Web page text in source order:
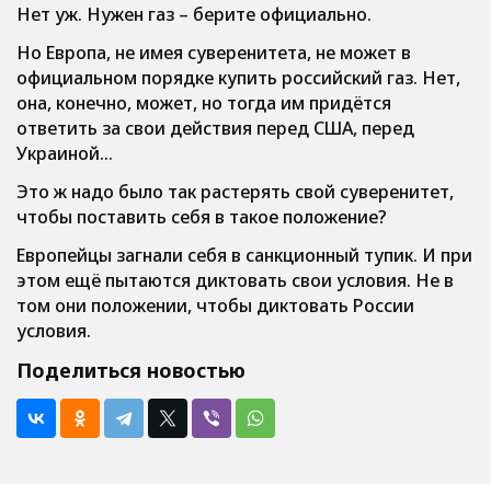
Нет уж. Нужен газ – берите официально.
Но Европа, не имея суверенитета, не может в
официальном порядке купить российский газ. Нет,
она, конечно, может, но тогда им придётся
ответить за свои действия перед США, перед
Украиной…
Это ж надо было так растерять свой суверенитет,
чтобы поставить себя в такое положение?
Европейцы загнали себя в санкционный тупик. И при
этом ещё пытаются диктовать свои условия. Не в
том они положении, чтобы диктовать России
условия.
Поделиться новостью